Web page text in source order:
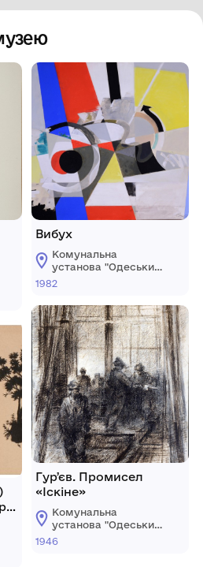
Вибух
Комунальна
установа "Одеський
національний
1982
Гурʼєв. Промисел
«Іскіне»
Комунальна
установа "Одеський
національний
1946